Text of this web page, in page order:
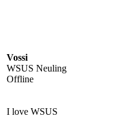
Vossi
WSUS Neuling
Offline
I love WSUS